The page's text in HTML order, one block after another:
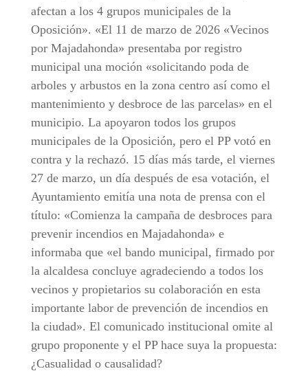
afectan a los 4 grupos municipales de la
Oposición». «El 11 de marzo de 2026 «Vecinos
por Majadahonda» presentaba por registro
municipal una moción «solicitando poda de
arboles y arbustos en la zona centro así como el
mantenimiento y desbroce de las parcelas» en el
municipio. La apoyaron todos los grupos
municipales de la Oposición, pero el PP votó en
contra y la rechazó. 15 días más tarde, el viernes
27 de marzo, un día después de esa votación, el
Ayuntamiento emitía una nota de prensa con el
título: «Comienza la campaña de desbroces para
prevenir incendios en Majadahonda» e
informaba que «el bando municipal, firmado por
la alcaldesa concluye agradeciendo a todos los
vecinos y propietarios su colaboración en esta
importante labor de prevención de incendios en
la ciudad». El comunicado institucional omite al
grupo proponente y el PP hace suya la propuesta:
¿Casualidad o causalidad?